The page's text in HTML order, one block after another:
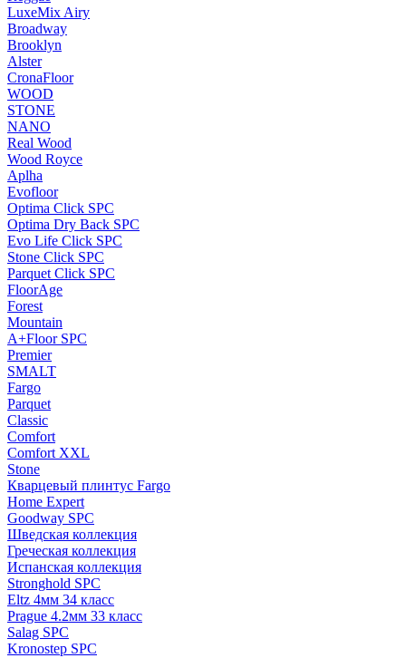
LuxeMix Airy
Broadway
Brooklyn
Alster
CronaFloor
WOOD
STONE
NANO
Real Wood
Wood Royce
Aplha
Evofloor
Optima Click SPC
Optima Dry Back SPC
Evo Life Click SPC
Stone Click SPC
Parquet Click SPC
FloorAge
Forest
Mountain
A+Floor SPC
Premier
SMALT
Fargo
Parquet
Classic
Comfort
Comfort XXL
Stone
Кварцевый плинтус Fargo
Home Expert
Goodway SPC
Шведская коллекция
Греческая коллекция
Испанская коллекция
Stronghold SPC
Eltz 4мм 34 класс
Prague 4.2мм 33 класс
Salag SPC
Kronostep SPC